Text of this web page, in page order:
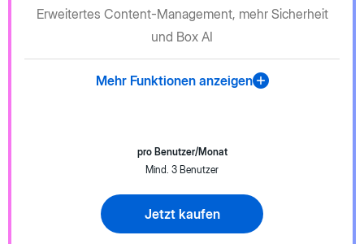
Erweitertes Content-Management, mehr Sicherheit
und Box AI
Mehr Funktionen anzeigen
pro Benutzer/Monat
Mind. 3 Benutzer
Jetzt kaufen